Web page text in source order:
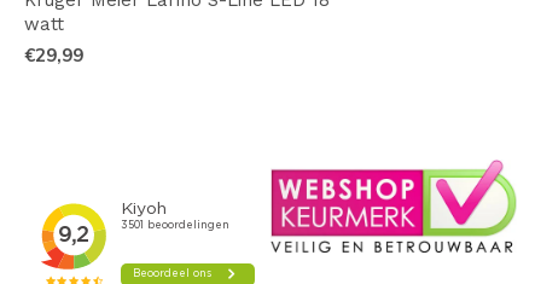
watt
€29,99